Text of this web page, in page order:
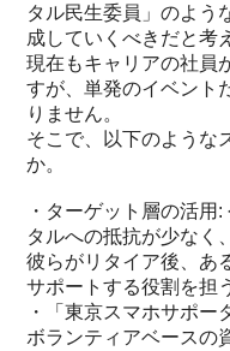
タル民生委員」のよう
成していくべきだと考
現在もキャリアの社員
すが、単発のイベント
りません。
そこで、以下のような
か。
・ターゲット層の活用
タルへの抵抗が少なく
彼らがリタイア後、あ
サポートする役割を担
・「東京スマホサポー
ボランティアベースの